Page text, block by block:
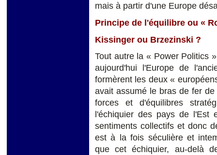
mais à partir d'une Europe
Principe de l'équilibre ou «
Kissinger ou Brzezinski ?
Tout autre la « Power Politics
aujourd'hui l'Europe de
formèrent les deux «
avait assumé le bras de fer
forces et d'équilibres
l'échiquier des pays de l'Est
sentiments collectifs et donc
est à la fois séculière et
que cet échiquier, au-delà